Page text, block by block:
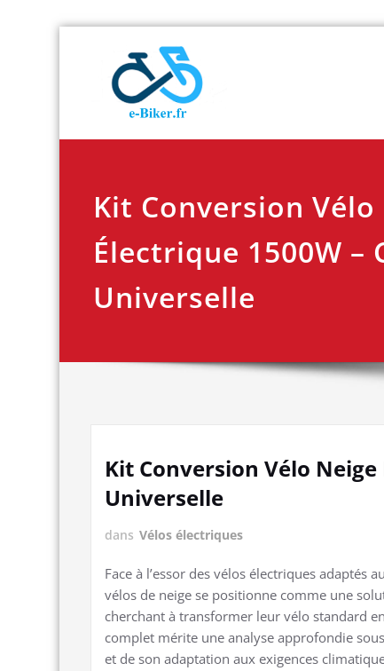
Kit Conversion Vélo
Électrique 1500W
Universelle
Kit Conversion Vélo
Universelle
dans Vélos électriques
Face à l’essor des vélos électriques adaptés
vélos de neige se positionne comme une
cherchant à transformer leur vélo standard
complet mérite une analyse approfondie
et de son adaptation aux exigences